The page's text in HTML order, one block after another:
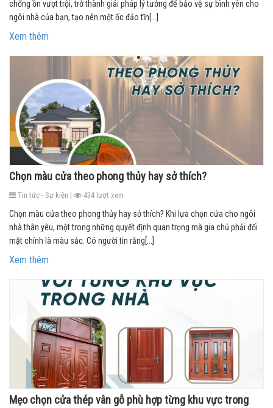
chống ồn vượt trội, trở thành giải pháp lý tưởng để bảo vệ sự bình yên cho
ngôi nhà của bạn, tạo nên một ốc đảo tĩn[...]
Xem thêm
Chọn màu cửa theo phong thủy hay sở thích?
Tin tức - Sự kiện | 434 lượt xem
Chọn màu cửa theo phong thủy hay sở thích? Khi lựa chọn cửa cho ngôi
nhà thân yêu, một trong những quyết định quan trọng mà gia chủ phải đối
mặt chính là màu sắc. Có người tin rằng[...]
Xem thêm
Mẹo chọn cửa thép vân gỗ phù hợp từng khu vực trong